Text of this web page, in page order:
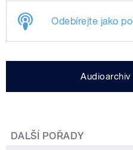
Odebírejte jako
DALŠÍ POŘADY